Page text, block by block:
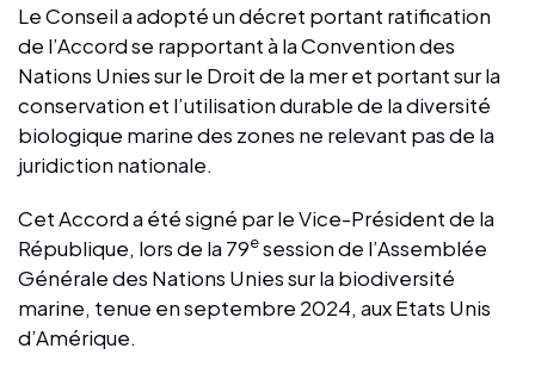
Le Conseil a adopté un décret portant ratification
de l’Accord se rapportant à la Convention des
Nations Unies sur le Droit de la mer et portant sur la
conservation et l’utilisation durable de la diversité
biologique marine des zones ne relevant pas de la
juridiction nationale.
Cet Accord a été signé par le Vice-Président de la
République, lors de la 79esession de l’Assemblée
Générale des Nations Unies sur la biodiversité
marine, tenue en septembre 2024, aux Etats Unis
d’Amérique.